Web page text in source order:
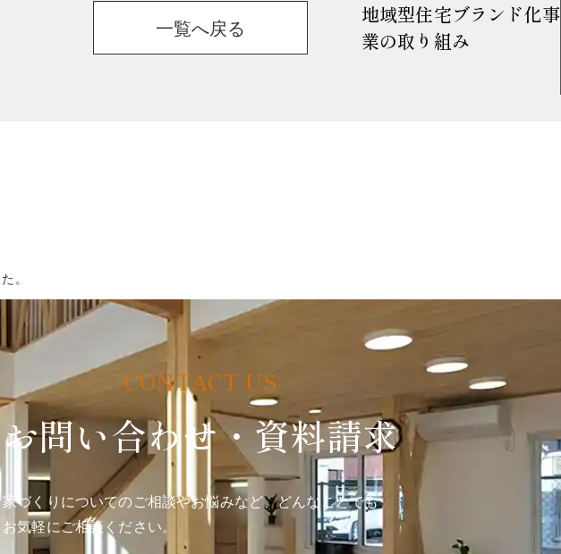
地域型住宅ブランド化事
業の取り組み
一覧へ戻る
。
お問い合わせ・資料請求
家づくりについてのご相談やお悩みなど、どんなことでも
お気軽にご相談ください。